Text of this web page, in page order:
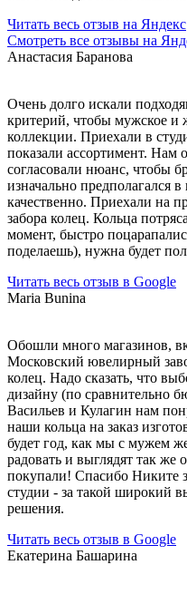
Читать весь отзыв на Яндекс
Смотреть все отзывы на
Анастасия Баранова
Очень долго искали
критерий, чтобы мужское и
коллекции. Приехали в
показали ассортимент. Нам
согласовали нюанс, чтобы
изначально предполагался
качественно. Приехали на
забора колец. Кольца
момент, быстро
поделаешь), нужна будет
Читать весь отзыв в Google
Maria Bunina
Обошли много магазинов,
Московский ювелирный
колец. Надо сказать, что
дизайну (по сравнительно
Васильев и Кулагин нам
наши кольца на заказ
будет год, как мы с мужем
радовать и выглядят так же
покупали! Спасибо Никите
студии - за такой широкий
решения.
Читать весь отзыв в Google
Екатерина Башарина